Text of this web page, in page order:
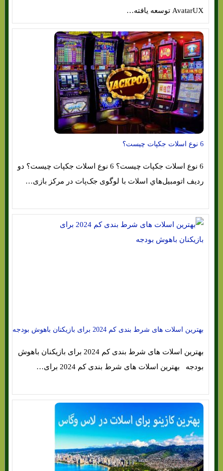
AvatarUX توسعه یافته…
6 نوع اسلات جکپات چیست؟
6 نوع اسلات جکپات چیست؟ 6 نوع اسلات جکپات چیست؟ دو
ردیف اتومبیل‌هاي‌ اسلات با لوگوی جک‌پات در مرکز بازی…
بهترین اسلات های شرط بندی کم 2024 برای بازیکنان باهوش بودجه
بهترین اسلات های شرط بندی کم 2024 برای بازیکنان باهوش
بودجه بهترین اسلات های شرط بندی کم 2024 برای…